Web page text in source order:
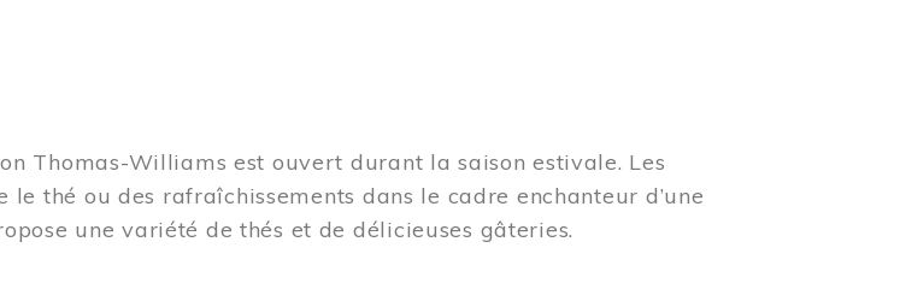
Thomas-Williams est ouvert durant la saison estivale. Les
thé ou des rafraîchissements dans le cadre enchanteur d’une
une variété de thés et de délicieuses gâteries.